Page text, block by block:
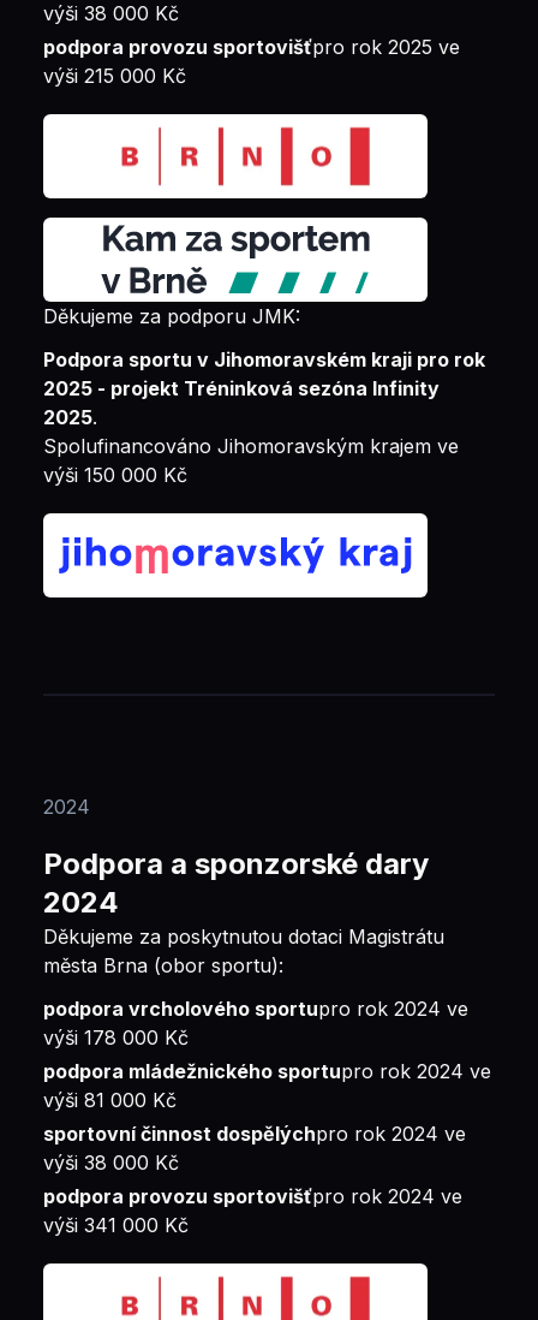
výši 38 000 Kč
podpora provozu sportovišťpro rok 2025 ve
výši 215 000 Kč
Děkujeme za podporu JMK:
Podpora sportu v Jihomoravském kraji pro rok
2025 - projekt Tréninková sezóna Infinity
2025.
Spolufinancováno Jihomoravským krajem ve
výši 150 000 Kč
2024
Podpora a sponzorské dary
2024
Děkujeme za poskytnutou dotaci Magistrátu
města Brna (obor sportu):
podpora vrcholového sportupro rok 2024 ve
výši 178 000 Kč
podpora mládežnického sportupro rok 2024 ve
výši 81 000 Kč
sportovní činnost dospělýchpro rok 2024 ve
výši 38 000 Kč
podpora provozu sportovišťpro rok 2024 ve
výši 341 000 Kč